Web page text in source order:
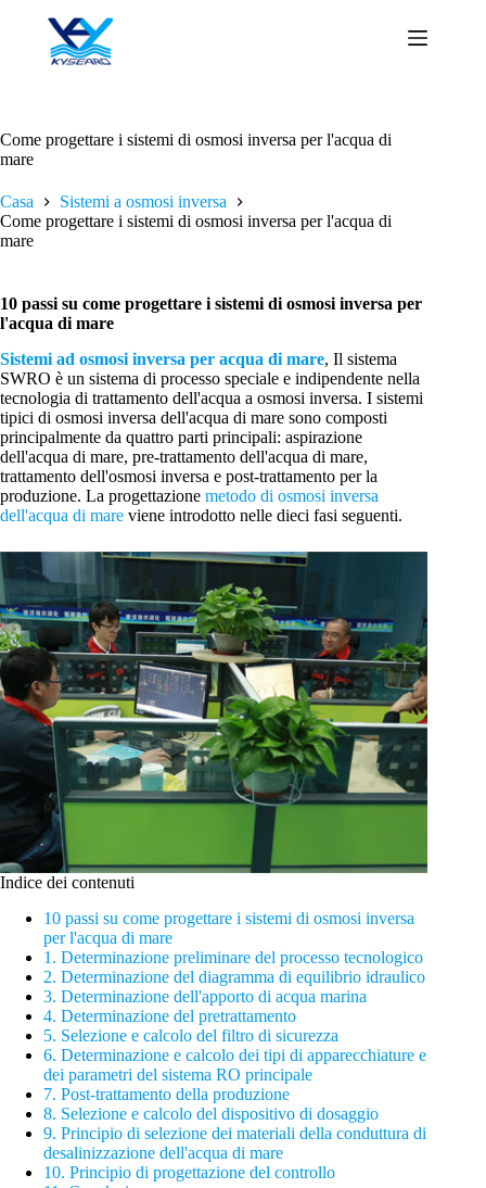
contenuto
Come progettare i sistemi di osmosi inversa per l'acqua di
mare
Casa
Sistemi a osmosi inversa
Come progettare i sistemi di osmosi inversa per l'acqua di
mare
10 passi su come progettare i sistemi di osmosi inversa per
l'acqua di mare
Sistemi ad osmosi inversa per acqua di mare, Il sistema
SWRO è un sistema di processo speciale e indipendente nella
tecnologia di trattamento dell'acqua a osmosi inversa. I sistemi
tipici di osmosi inversa dell'acqua di mare sono composti
principalmente da quattro parti principali: aspirazione
dell'acqua di mare, pre-trattamento dell'acqua di mare,
trattamento dell'osmosi inversa e post-trattamento per la
produzione. La progettazione metodo di osmosi inversa
dell'acqua di mare viene introdotto nelle dieci fasi seguenti.
Indice dei contenuti
10 passi su come progettare i sistemi di osmosi inversa
per l'acqua di mare
1. Determinazione preliminare del processo tecnologico
2. Determinazione del diagramma di equilibrio idraulico
3. Determinazione dell'apporto di acqua marina
4. Determinazione del pretrattamento
5. Selezione e calcolo del filtro di sicurezza
6. Determinazione e calcolo dei tipi di apparecchiature e
dei parametri del sistema RO principale
7. Post-trattamento della produzione
8. Selezione e calcolo del dispositivo di dosaggio
9. Principio di selezione dei materiali della conduttura di
desalinizzazione dell'acqua di mare
10. Principio di progettazione del controllo